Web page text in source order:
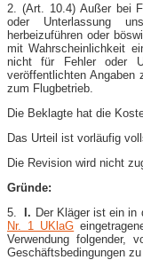
2. (Art. 10.4) Außer bei
oder Unterlassung
herbeizuführen oder
mit Wahrscheinlichkeit
nicht für Fehler oder
veröffentlichten Angaben
zum Flugbetrieb.
Die Beklagte hat die
Das Urteil ist vorläufig
Die Revision wird nicht
Gründe:
5.I. Der Kläger ist ein in
Nr. 1 UKlaG
Verwendung folgender,
Geschäftsbedingungen